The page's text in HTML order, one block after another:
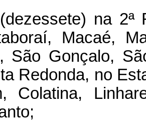
na 2ª
Macaé,
São Gonçalo,
Redonda, no
Colatina,